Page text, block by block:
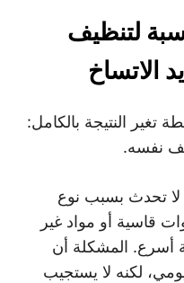
لتنظيف
الاتساخ
تغير النتيجة بالكامل:
نفسه.
لا تحدث بسبب نوع
قاسية أو مواد غير
أسرع. المشكلة أن
لكنه لا يستجيب